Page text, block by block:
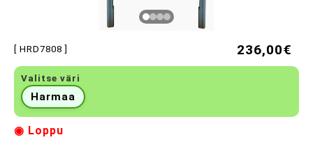
[ HRD7808 ] 236,00€
Valitse väri
Harmaa
◉ Loppu